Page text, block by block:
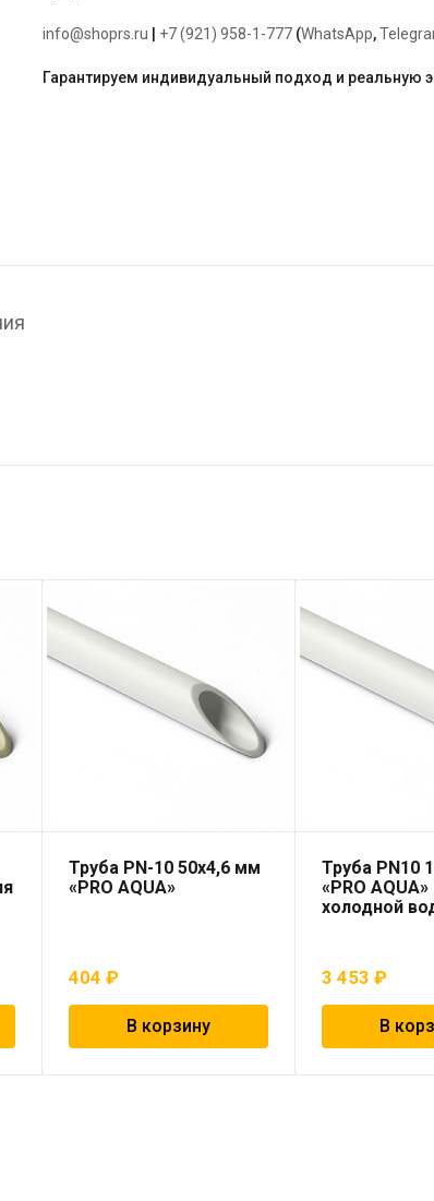
info@shoprs.ru +7 (921) 958-1-777 (WhatsApp,
Гарантируем индивидуальный подход и реальную
Труба PN-10 50х4,6 мм
«PRO AQUA»
404₽
В корзину
Труба PN10
«PRO
холодной
3 453₽
В